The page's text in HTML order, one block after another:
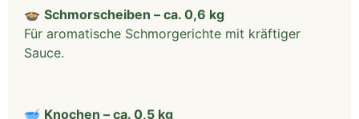
🍲 Schmorscheiben – ca. 0,6 kg
Für aromatische Schmorgerichte mit kräftiger
Sauce.
🥣 Knochen – ca. 0,5 kg